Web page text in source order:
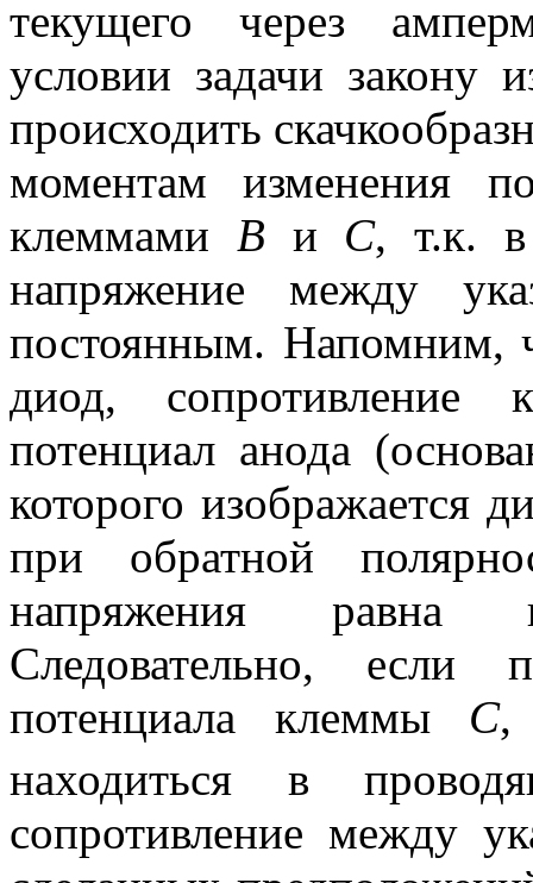
текущего через
условии задачи закону
происходить
моментам изменения
клеммами В и С, т.к. в
напряжение между
постоянным. Напомним,
диод, сопротивление
потенциал анода
которого изображается
при обратной
напряжения равна
Следовательно,
потенциала клеммы С,
находиться в
сопротивление между